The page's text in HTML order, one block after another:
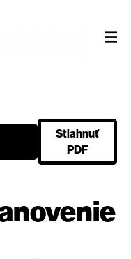
Stiahnuť
PDF